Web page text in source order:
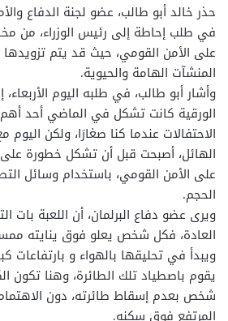
حذر خالد أبو طالب، عضو لجنة الدفاع
في طلب إحاطة إلى رئيس الوزراء، من
على الأمن القومي، حيث قد يتم تزويدها
المنشآت الهامة والحيوية.
وأشار أبو طالب، في طلبه اليوم الأربعاء،
الورقية كانت تشكل في الماضي أحد
الاحتفالات عندما كنا صغارَا، ولكن اليوم
الهائل، أصبحت قبل أن تشكل خطورة
على الأمن القومي، باستخدام وسائل
الحجم.
ويرى عضو دفاع البرلمان، أن اللعبة بات
العادة، فكل شخص يعلو فوق ينايته
ويبدأ في تحليقها بالهواء و بارتفاعات
يقوم باصطياد تلك الطائرة، وهنا تكون
شخص بعدم إسقاط طائرته، دون الاهتمام
المرتفع فوق سكنه.